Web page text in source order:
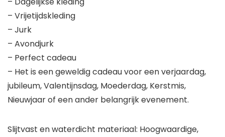
– Vrijetijdskleding
– Jurk
– Avondjurk
– Perfect cadeau
– Het is een geweldig cadeau voor een verjaardag,
jubileum, Valentijnsdag, Moederdag, Kerstmis,
Nieuwjaar of een ander belangrijk evenement.
Slijtvast en waterdicht materiaal: Hoogwaardige,